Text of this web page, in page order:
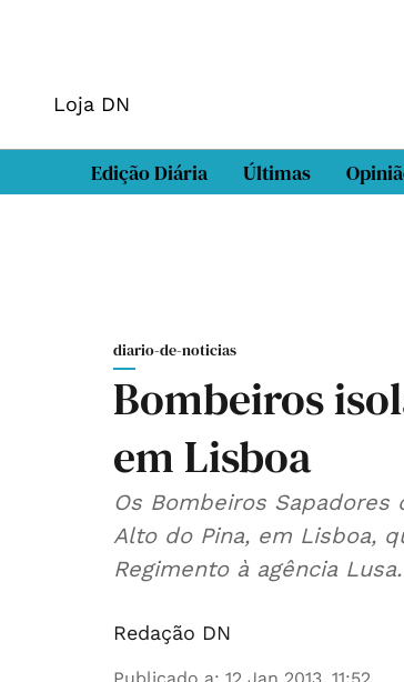
Loja DN
Edição Diária Últimas
diario-de-noticias
Bombeiros
em Lisboa
Os Bombeiros
Alto do Pina, em Lisboa,
Regimento à agência Lusa.
Redação DN